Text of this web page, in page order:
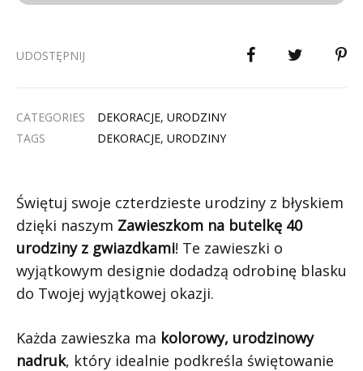
UDOSTĘPNIJ
CATEGORIES DEKORACJE, URODZINY
TAGS
DEKORACJE, URODZINY
Świętuj swoje czterdzieste urodziny z błyskiem
dzięki naszym Zawieszkom na butelkę 40
urodziny z gwiazdkami! Te zawieszki o
wyjątkowym designie dodadzą odrobinę blasku
do Twojej wyjątkowej okazji.
Każda zawieszka ma kolorowy, urodzinowy
nadruk, który idealnie podkreśla świętowanie